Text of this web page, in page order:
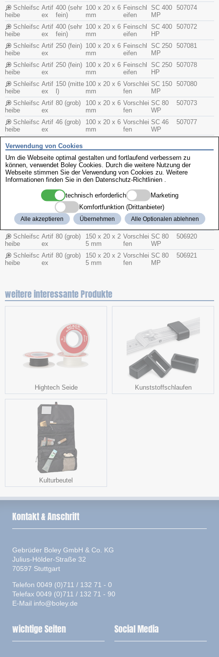
Schleifsc
heibe
Artif
ex
400 (sehr
fein)
100 x 20 x 6
mm
Feinschl
eifen
SC 400
MP
507074
Schleifsc
heibe
Artif
ex
400 (sehr
fein)
100 x 20 x 6
mm
Feinschl
eifen
SC 400
HP
507072
Schleifsc
heibe
Artif
ex
250 (fein) 100 x 20 x 6
mm
Feinschl
eifen
SC 250
MP
507081
Schleifsc
heibe
Artif
ex
250 (fein) 100 x 20 x 6
mm
Feinschl
eifen
SC 250
HP
507078
Schleifsc
heibe
Artif
ex
150 (mitte
l)
100 x 20 x 6
mm
Vorschlei
fen
SC 150
MP
507080
Schleifsc
heibe
Artif
ex
80 (grob)
100 x 20 x 6
mm
Vorschlei
fen
SC 80
WP
507073
Schleifsc
heibe
Artif
ex
46 (grob)
100 x 20 x 6
mm
Vorschlei
fen
SC 46
WP
507077
heibe
ex
mm
fen
MP
Schleifsc
heibe
Artif
ex
400 (sehr
fein)
150 x 20 x 2
5 mm
Feinschl
eifen
SC 400
MP
506927
Schleifsc Artif 400 (sehr 150 x 20 x 2 Feinschl SC 400
Artif
150 (mitte
l)
150 x 20 x 2
5 mm
Vorschlei
fen
SC 150
WP
506922
Schleifsc
heibe
Artif
ex
150 (mitte
l)
150 x 20 x 2
5 mm
Vorschlei
fen
SC 150
MP
506923
Schleifsc
heibe
Artif
ex
80 (grob)
150 x 20 x 2
5 mm
Vorschlei
fen
SC 80
WP
506920
Schleifsc
heibe
Artif
ex
80 (grob)
150 x 20 x 2
5 mm
Vorschlei
fen
SC 80
MP
506921
weitere interessante Produkte
Hightech Seide Kunststoffschlaufen
Kulturbeutel
Verwendung von Cookies
Um die Webseite optimal gestalten und fortlaufend verbessern zu
können, verwendet Boley Cookies. Durch die weitere Nutzung der
Webseite stimmen Sie der Verwendung von Cookies zu. Weitere
Informationen finden Sie in den Datenschutz-Richtlinien
technisch erforderlich
Marketing
Komfortfunktion (Drittanbieter)
Alle akzeptieren Übernehmen Alle Optionalen ablehnen
Kontakt & Anschrift
Gebrüder Boley GmbH & Co. KG
Julius-Hölder-Straße 32
70597 Stuttgart
Telefon 0049 (0)711 / 132 71 - 0
Telefax 0049 (0)711 / 132 71 - 90
E-Mail info@boley.de
wichtige Seiten Social Media